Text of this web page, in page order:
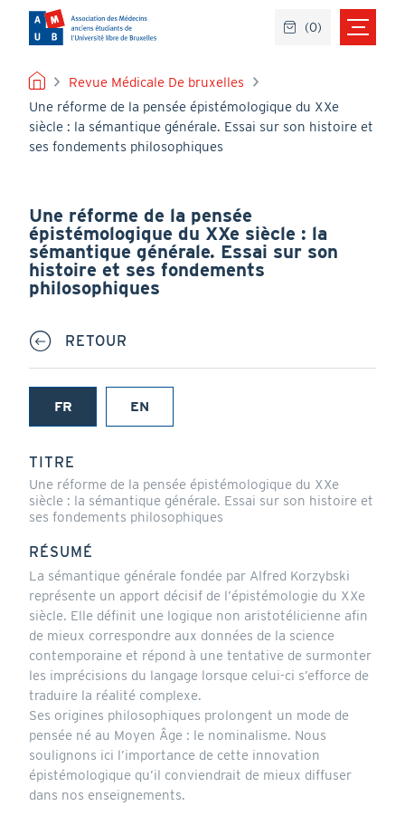
contenu
principal
FIL
D'ARIANE
Revue Médicale De bruxelles
Une réforme de la pensée épistémologique du XXe
siècle : la sémantique générale. Essai sur son histoire et
ses fondements philosophiques
Une réforme de la pensée
épistémologique du XXe siècle : la
sémantique générale. Essai sur son
histoire et ses fondements
philosophiques
RETOUR
FR
(onglet
EN
TITRE
Une réforme de la pensée épistémologique du XXe
siècle : la sémantique générale. Essai sur son histoire et
ses fondements philosophiques
RÉSUMÉ
La sémantique générale fondée par Alfred Korzybski
représente un apport décisif de l’épistémologie du XXe
siècle. Elle définit une logique non aristotélicienne afin
de mieux correspondre aux données de la science
contemporaine et répond à une tentative de surmonter
les imprécisions du langage lorsque celui-ci s’efforce de
traduire la réalité complexe.
Ses origines philosophiques prolongent un mode de
pensée né au Moyen Âge : le nominalisme. Nous
soulignons ici l’importance de cette innovation
épistémologique qu’il conviendrait de mieux diffuser
dans nos enseignements.
(0)